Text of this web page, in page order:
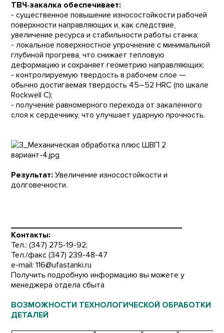
ТВЧ‑закалка обеспечивает:
- существенное повышение износостойкости рабочей
поверхности направляющих и, как следствие,
увеличение ресурса и стабильности работы станка;
- локальное поверхностное упрочнение с минимальной
глубиной прогрева, что снижает тепловую
деформацию и сохраняет геометрию направляющих;
- контролируемую твердость в рабочем слое —
обычно достигаемая твердость 45–52 HRC (по шкале
Rockwell C);
- получение равномерного перехода от закалённого
слоя к сердечнику, что улучшает ударную прочность.
Результат: Увеличение износостойкости и
долговечности.
______________________________________
Контакты:
Тел.: (347) 275-19-92;
Тел./факс (347) 239-48-47
e-mail:116@ufastanki.ru
Получить подробную информацию вы можете у
менеджера отдела сбыта
ВОЗМОЖНОСТИ ТЕХНОЛОГИЧЕСКОЙ ОБРАБОТКИ
ДЕТАЛЕЙ